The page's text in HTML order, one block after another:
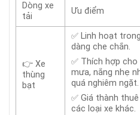
Dòng xe
tải
Ưu điểm
👉 Xe
thùng
bạt
✅ Linh hoạt
dàng che chắn.
✅ Thích hợp
mưa, nắng nhẹ
quá nghiêm ngặt.
✅ Giá thành
các loại xe khác.